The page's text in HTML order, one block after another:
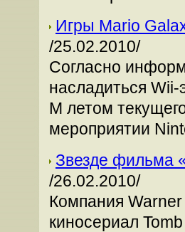
Игры Mario
/25.02.2010/
Согласно
насладиться
M летом
мероприятии
Звезде фильма
/26.02.2010/
Компания Warner
киносериал